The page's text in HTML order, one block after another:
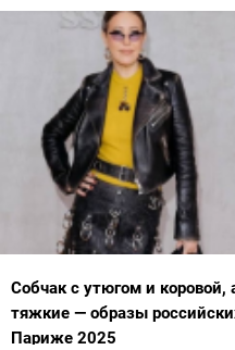
Собчак с утюгом и коровой,
тяжкие — образы
Париже 2025